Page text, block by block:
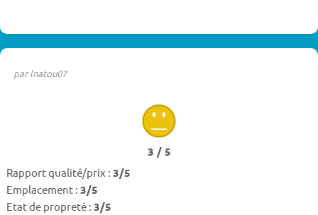
par lnatou07
3 / 5
Rapport qualité/prix : 3/5
Emplacement : 3/5
Etat de propreté : 3/5